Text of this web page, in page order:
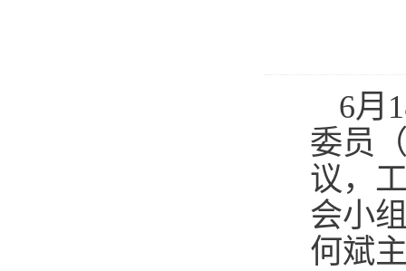
6月
委员
议，
会小
何斌